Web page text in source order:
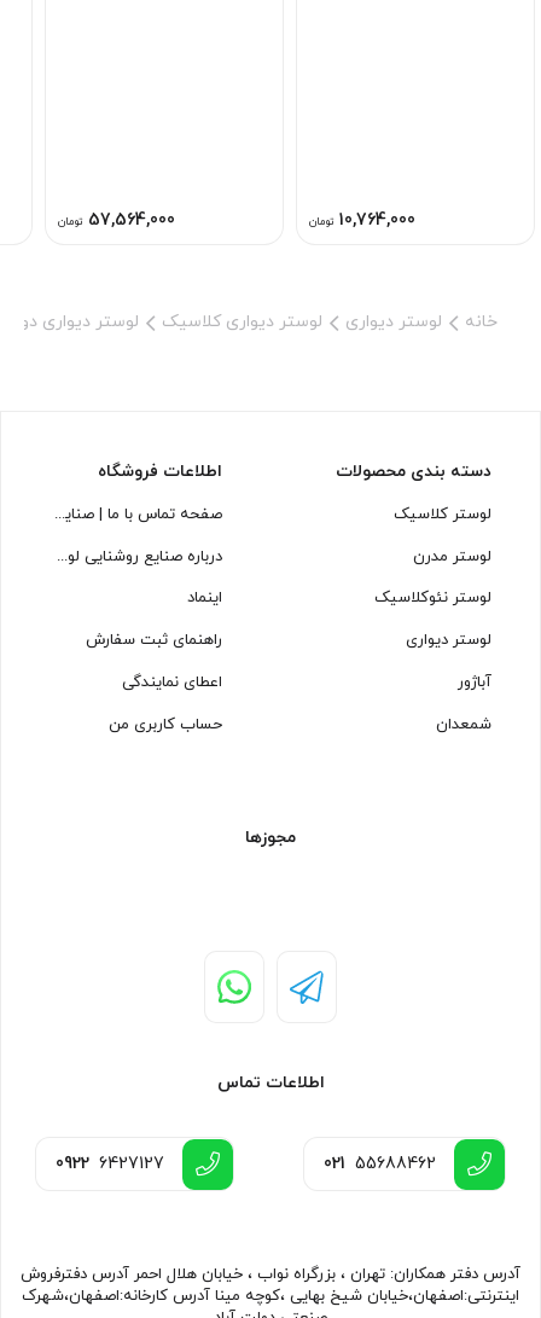
10,764,000 تومان 57,564,000 تومان
خانه لوستر دیواری لوستر دیواری کلاسیک لوستر دیواری دو
دسته بندی محصولات
لوستر کلاسیک
لوستر مدرن
لوستر نئوکلاسیک
لوستر دیواری
آباژور
شمعدان
اطلاعات فروشگاه
صفحه تماس با ما | صنایع روشنایی لوسترسازان
درباره صنایع روشنایی لوسترسازان
اینماد
راهنمای ثبت سفارش
اعطای نمایندگی
حساب کاربری من
مجوزها
اطلاعات تماس
021 55688462
0922 6427127
آدرس دفتر همکاران: تهران ، بزرگراه نواب ، خیابان هلال احمر آدرس دفترفروش
اینترنتی:اصفهان،خیابان شیخ بهایی ،کوچه مینا آدرس کارخانه:اصفهان،شهرک